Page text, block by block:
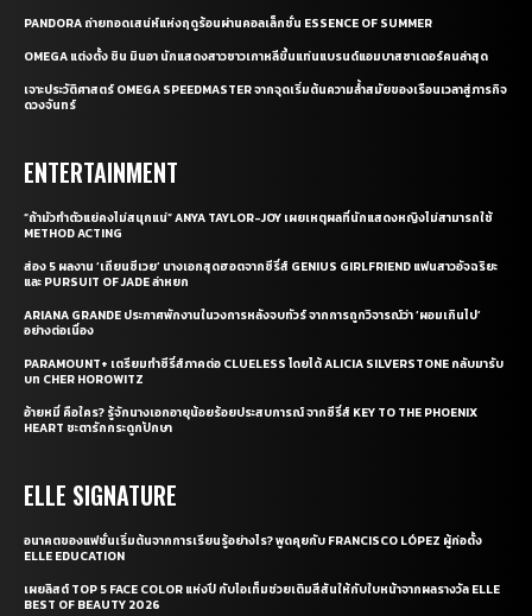
PANDORA ถ่ายทอดเสน่ห์แห่งฤดูร้อนผ่านคอลเล็กชั่น ESSENCE OF SUMMER
OMEGA แต่งตั้ง ชิน มินอา นักแสดงสาวชาวเกาหลีขึ้นแท่นแบรนด์แอมบาสซาเดอร์คนล่าสุด
เจาะประวัติศาสตร์ OMEGA SPEEDMASTER จากจุดเริ่มต้นความล้ำสมัยของเรือนเวลาสู่ภารกิจ
ดวงจันทร์
ENTERTAINMENT
“ถ้ามัวทำตัวแย่คงไม่สนุกแน่” ANYA TAYLOR-JOY เผยเหตุผลที่นักแสดงหญิงไม่สามารถใช้
METHOD ACTING
ส่อง 5 ผลงาน ‘เถียนซีเวย’ นางเอกสุดฮอตจากซีรี่ส์ GENIUS GIRLFRIEND แฟนสาวอัจฉริยะ
และ PURSUIT OF JADE ล่าหยก
ARIANA GRANDE ประกาศพักงานในวงการหลังจบทัวร์ จากการถูกวิจารณ์ว่า ‘ผอมเกินไป’
อย่างต่อเนื่อง
PARAMOUNT+ เตรียมทำซีรี่ส์ภาคต่อ CLUELESS โดยได้ ALICIA SILVERSTONE กลับมารับ
บท CHER HOROWITZ
อ้ายหมี่ คือใคร? รู้จักนางเอกอายุน้อยร้อยประสบการณ์ จากซีรี่ส์ KEY TO THE PHOENIX
HEART ชะตารักกระดูกปักษา
ELLE SIGNATURE
อนาคตของแฟชั่นเริ่มต้นจากการเรียนรู้อย่างไร? พูดคุยกับ FRANCISCO LÓPEZ ผู้ก่อตั้ง
ELLE EDUCATION
เผยลิสต์ TOP 5 FACE COLOR แห่งปี กับไอเท็มช่วยเติมสีสันให้กับใบหน้าจากผลรางวัล ELLE
BEST OF BEAUTY 2026